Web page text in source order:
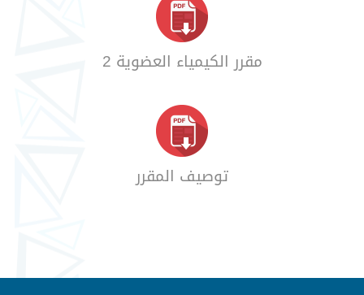
مقرر الكيمياء العضوية 2
توصيف المقرر